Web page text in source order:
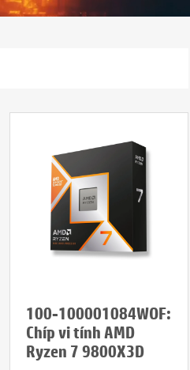
100-100001084WOF:
Chíp vi tính AMD
Ryzen 7 9800X3D